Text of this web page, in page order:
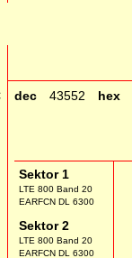
dec 43552 hex
Sektor 1
LTE 800 Band 20
EARFCN DL 6300
Sektor 2
LTE 800 Band 20
EARFCN DL 6300